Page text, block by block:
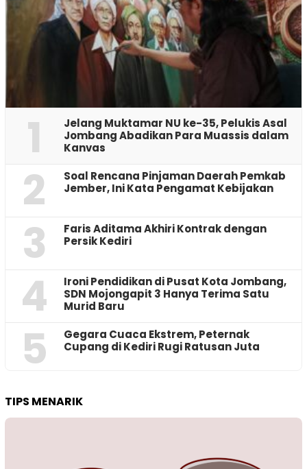
1
Jelang Muktamar NU ke-35, Pelukis Asal
Jombang Abadikan Para Muassis dalam
Kanvas
2
‎Soal Rencana Pinjaman Daerah Pemkab
Jember, Ini Kata Pengamat Kebijakan ‎
3
Faris Aditama Akhiri Kontrak dengan
Persik Kediri
4
Ironi Pendidikan di Pusat Kota Jombang,
SDN Mojongapit 3 Hanya Terima Satu
Murid Baru
5
‎Gegara Cuaca Ekstrem, Peternak
Cupang di Kediri Rugi Ratusan Juta
TIPS MENARIK